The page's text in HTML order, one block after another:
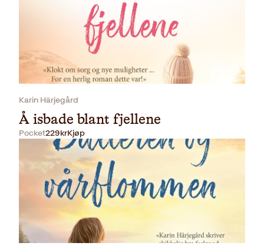
Karin Härjegård
Å isbade blant fjellene
Pocket229krKjøp